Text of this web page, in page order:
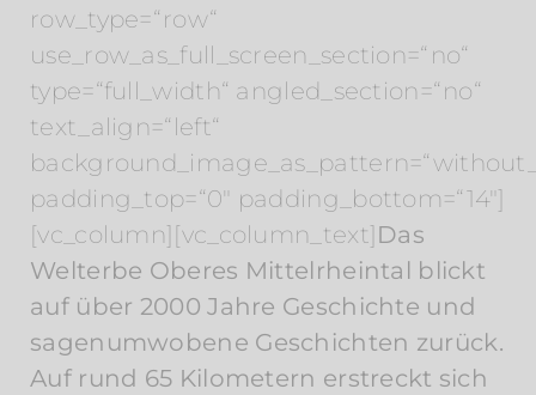
row_type=“row“
use_row_as_full_screen_section=“no“
type=“full_width“ angled_section=“no“
text_align=“left“
padding_top=“0″ padding_bottom=“14″]
[vc_column][vc_column_text] Das
Welterbe Oberes Mittelrheintal blickt
auf über 2000 Jahre Geschichte und
sagenumwobene Geschichten zurück.
Auf rund 65 Kilometern erstreckt sich